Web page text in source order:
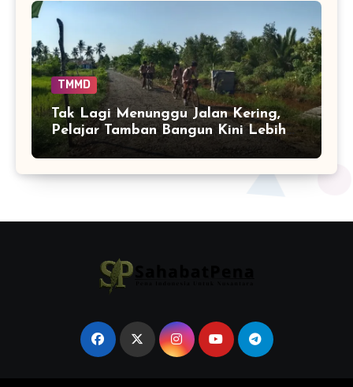
TMMD
Tak Lagi Menunggu Jalan Kering,
Pelajar Tamban Bangun Kini Lebih
Nyaman Bersepeda ke Sekolah